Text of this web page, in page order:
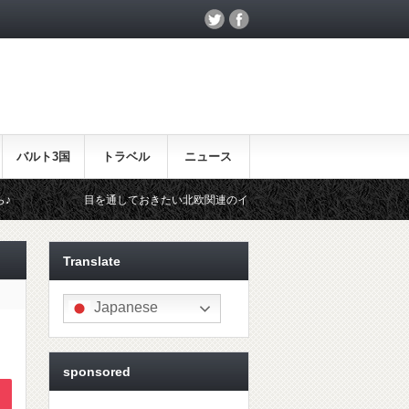
バルト3国 トラベル ニュース
を通しておきたい北欧関連のイベント！ 北欧らしいギフトをお探し
Translate
Japanese
sponsored